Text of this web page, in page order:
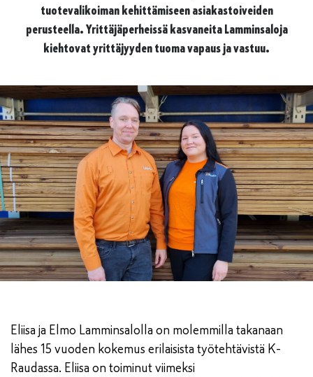
tuotevalikoiman kehittämiseen asiakastoiveiden
perusteella. Yrittäjäperheissä kasvaneita Lamminsaloja
kiehtovat yrittäjyyden tuoma vapaus ja vastuu.
Eliisa ja Elmo Lamminsalolla on molemmilla takanaan
lähes 15 vuoden kokemus erilaisista työtehtävistä K-
Raudassa. Eliisa on toiminut viimeksi